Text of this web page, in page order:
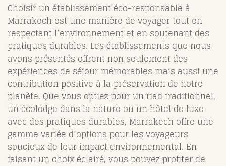
Choisir un établissement éco-responsable à
Marrakech est une manière de voyager tout en
respectant l’environnement et en soutenant des
pratiques durables. Les établissements que nous
avons présentés offrent non seulement des
expériences de séjour mémorables mais aussi une
contribution positive à la préservation de notre
planète. Que vous optiez pour un riad traditionnel,
un écolodge dans la nature ou un hôtel de luxe
avec des pratiques durables, Marrakech offre une
gamme variée d’options pour les voyageurs
soucieux de leur impact environnemental. En
faisant un choix éclairé, vous pouvez profiter de